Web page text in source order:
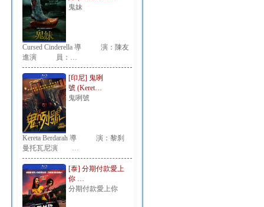
鬼妹
Cursed Cinderella 導 演：陳友
進演 員：…
[印尼] 鬼咧
號 (Keret…
鬼咧號
Kereta Berdarah 導 演：黎刹
曼托瓦尼演 …
[泰] 分期付款愛上
你 …
分期付款愛上你